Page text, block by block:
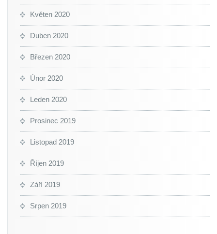
Květen 2020
Duben 2020
Březen 2020
Únor 2020
Leden 2020
Prosinec 2019
Listopad 2019
Říjen 2019
Září 2019
Srpen 2019